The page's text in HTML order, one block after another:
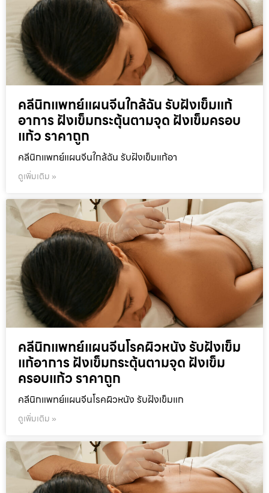
คลีนิกแพทย์แผนจีนใกล้ฉัน รับฝังเข็มแก้
อาการ ฝังเข็มกระตุ้นตามจุด ฝังเข็มครอบ
แก้ว ราคาถูก
คลีนิกแพทย์แผนจีนใกล้ฉัน รับฝังเข็มแก้อา
ดูเพิ่มเติม »
คลีนิกแพทย์แผนจีนโรคผิวหนัง รับฝังเข็ม
แก้อาการ ฝังเข็มกระตุ้นตามจุด ฝังเข็ม
ครอบแก้ว ราคาถูก
คลีนิกแพทย์แผนจีนโรคผิวหนัง รับฝังเข็มแก
ดูเพิ่มเติม »